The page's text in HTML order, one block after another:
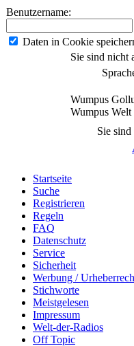
Benutzername:
Daten in Cookie
Sie sind nicht
Wumpus
Wumpus Welt
Sie
Startseite
Suche
Registrieren
Regeln
FAQ
Datenschutz
Service
Sicherheit
Werbung /
Stichworte
Meistgelesen
Impressum
Welt-der-Radios
Off Topic